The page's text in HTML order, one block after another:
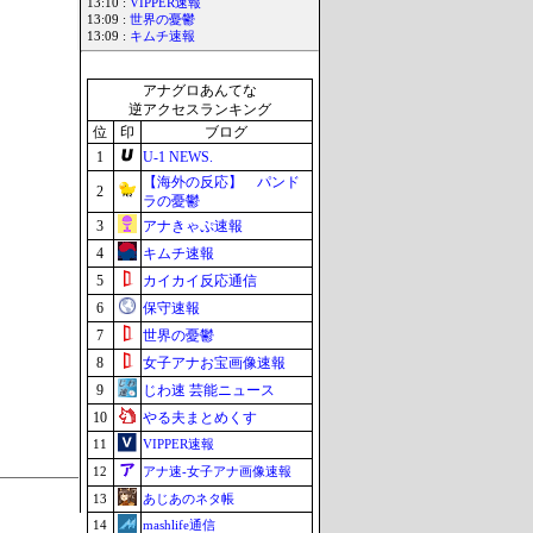
13:10 : VIPPER速報
13:09 : 世界の憂鬱
13:09 : キムチ速報
アナグロあんてな
逆アクセスランキング
位
印
ブログ
1
U-1 NEWS.
2
【海外の反応】 パンド
ラの憂鬱
3
アナきゃぷ速報
4
キムチ速報
5
カイカイ反応通信
6
保守速報
7
世界の憂鬱
8
女子アナお宝画像速報
9
じわ速 芸能ニュース
10
やる夫まとめくす
11
VIPPER速報
12
アナ速‐女子アナ画像速報
13
あじあのネタ帳
14
mashlife通信